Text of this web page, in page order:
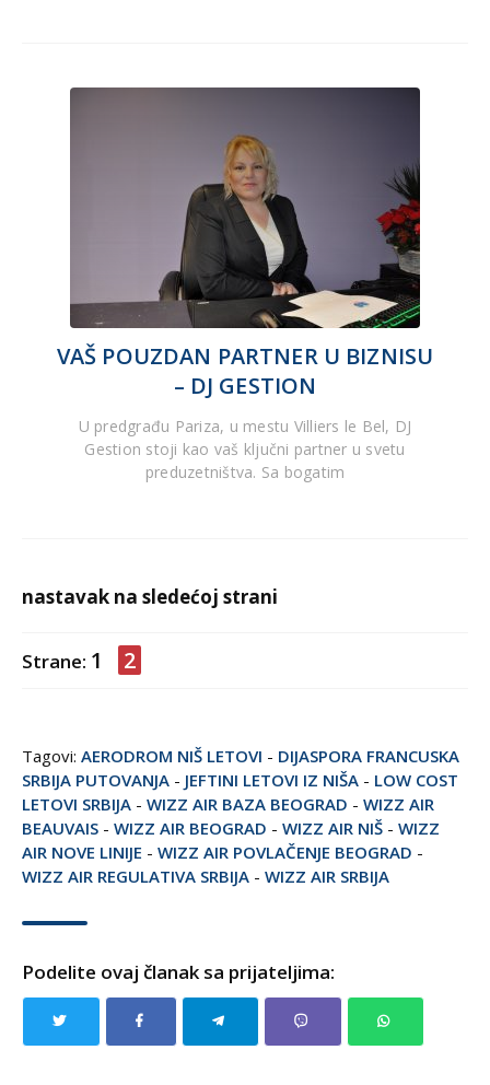
VAŠ POUZDAN PARTNER U BIZNISU
– DJ GESTION
U predgrađu Pariza, u mestu Villiers le Bel, DJ
Gestion stoji kao vaš ključni partner u svetu
preduzetništva. Sa bogatim
nastavak na sledećoj strani
Strane: 1 2
Tagovi: AERODROM NIŠ LETOVI - DIJASPORA FRANCUSKA
SRBIJA PUTOVANJA - JEFTINI LETOVI IZ NIŠA - LOW COST
LETOVI SRBIJA - WIZZ AIR BAZA BEOGRAD - WIZZ AIR
BEAUVAIS - WIZZ AIR BEOGRAD - WIZZ AIR NIŠ - WIZZ
AIR NOVE LINIJE - WIZZ AIR POVLAČENJE BEOGRAD -
WIZZ AIR REGULATIVA SRBIJA - WIZZ AIR SRBIJA
Podelite ovaj članak sa prijateljima: